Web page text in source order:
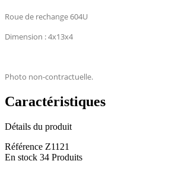
Roue de rechange 604U
Dimension : 4x13x4
Photo non-contractuelle.
Caractéristiques
Détails du produit
Référence Z1121
En stock 34 Produits